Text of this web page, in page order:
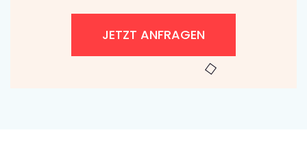
JETZT ANFRAGEN